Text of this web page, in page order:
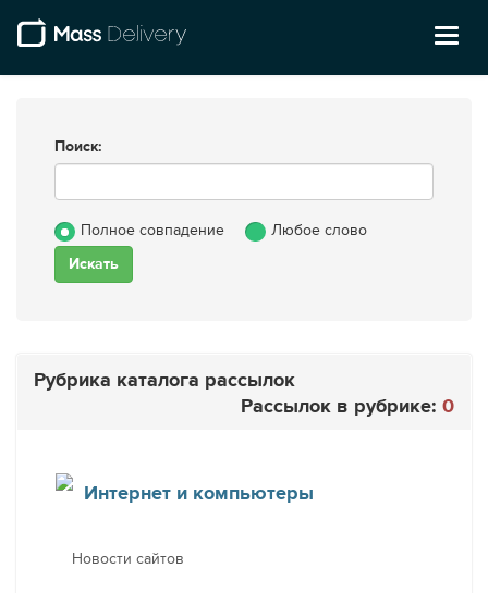
Поиск:
Полное совпадение Любое слово
Рубрика каталога рассылок
Рассылок в рубрике: 0
Интернет и компьютеры
Новости сайтов